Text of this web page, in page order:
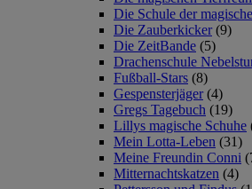
Die Schule der
Die Zauberkicker (9)
Die ZeitBande (5)
Drachenschule
Fußball-Stars (8)
Gespensterjäger (4)
Gregs Tagebuch (19)
Lillys magische Schuhe
Mein Lotta-Leben (31)
Meine Freundin Conni
Mitternachtskatzen (4)